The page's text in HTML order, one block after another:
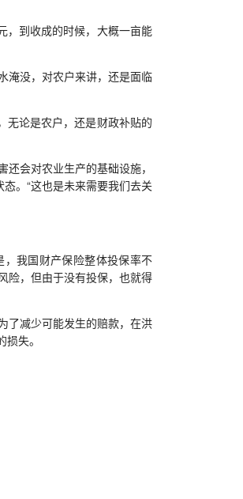
到收成的时候，大概一亩能
没，对农户来讲，还是面临
论是农户，还是财政补贴的
会对农业生产的基础设施，
。“这也是未来需要我们去关
我国财产保险整体投保率不
险，但由于没有投保，也就得
减少可能发生的赔款，在洪
失。